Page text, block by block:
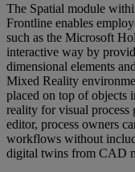
The Spatial module
Frontline enables
such as the Microsoft
interactive way by
dimensional elements
Mixed Reality
placed on top of objects
reality for visual process
editor, process owners
workflows without
digital twins from CAD